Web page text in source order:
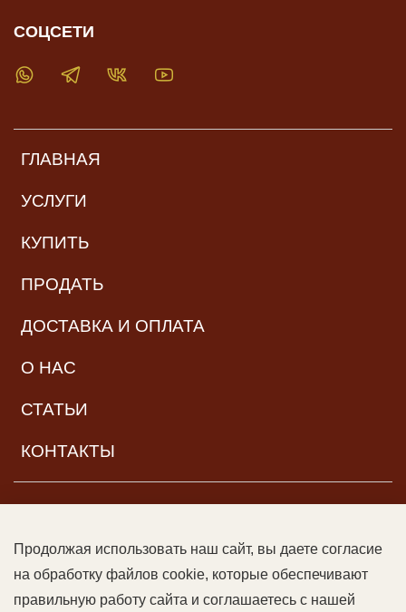
ГЛАВНАЯ
УСЛУГИ
КУПИТЬ
ПРОДАТЬ
ДОСТАВКА И ОПЛАТА
О НАС
СТАТЬИ
КОНТАКТЫ
СОЦСЕТИ
© ООО «Читальный зал дяди Гиляя», 2017–2026. Все права
защищены | Возрастная категория:16+Данный сайт может
Продолжая использовать наш сайт, вы даете согласие
на обработку файлов cookie, которые обеспечивают
правильную работу сайта и соглашаетесь с нашей